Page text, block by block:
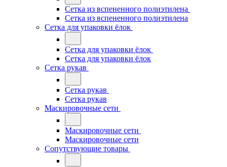
Сетка из вспененного полиэтилена
Сетка из вспененного полиэтилена
Сетка для упаковки ёлок
Сетка для упаковки ёлок
Сетка для упаковки ёлок
Сетка рукав
Сетка рукав
Сетка рукав
Маскировочные сети
Маскировочные сети
Маскировочные сети
Сопутствующие товары